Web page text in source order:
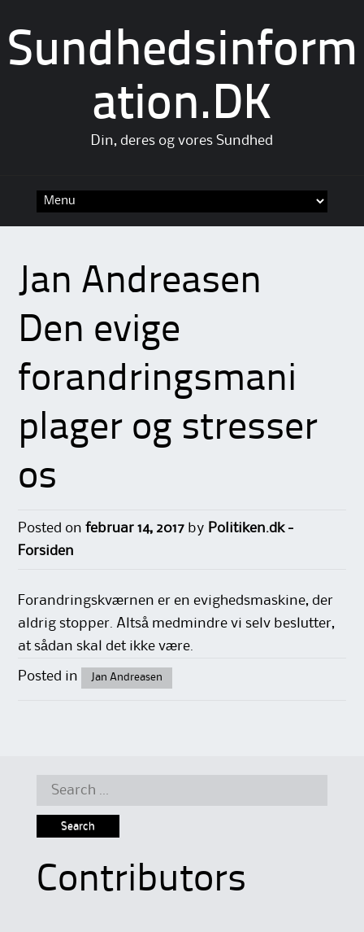
Sundhedsinform
ation.DK
Din, deres og vores Sundhed
Jan Andreasen
Den evige
forandringsmani
plager og stresser
os
Posted onfebruar 14, 2017 by Politiken.dk -
Forsiden
Forandringskværnen er en evighedsmaskine, der
aldrig stopper. Altså medmindre vi selv beslutter,
at sådan skal det ikke være.
Posted in Jan Andreasen
Search
Contributors